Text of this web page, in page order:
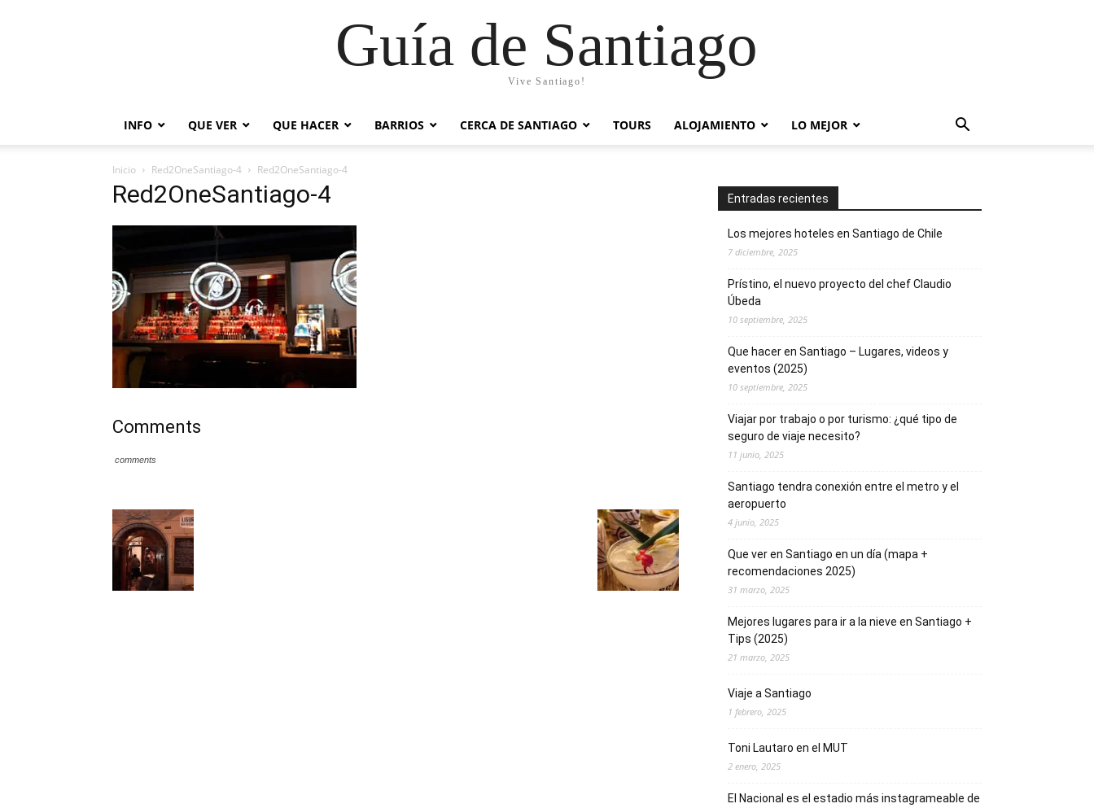
Guía de Santiago
Vive Santiago!
INFO QUE VER QUE HACER BARRIOS CERCA DE SANTIAGO TOURS ALOJAMIENTO LO MEJOR
Inicio Red2OneSantiago-4 Red2OneSantiago-4
Red2OneSantiago-4
Comments
comments
Entradas recientes
Los mejores hoteles en Santiago de Chile
7 diciembre, 2025
Prístino, el nuevo proyecto del chef Claudio
Úbeda
10 septiembre, 2025
Que hacer en Santiago – Lugares, videos y
eventos (2025)
10 septiembre, 2025
Viajar por trabajo o por turismo: ¿qué tipo de
seguro de viaje necesito?
11 junio, 2025
Santiago tendra conexión entre el metro y el
aeropuerto
4 junio, 2025
Que ver en Santiago en un día (mapa +
recomendaciones 2025)
31 marzo, 2025
Mejores lugares para ir a la nieve en Santiago +
Tips (2025)
21 marzo, 2025
Viaje a Santiago
1 febrero, 2025
Toni Lautaro en el MUT
2 enero, 2025
El Nacional es el estadio más instagrameable de